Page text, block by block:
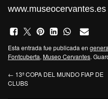
www.museocervantes.es
Esta entrada fue publicada en
Fontcuberta, Museo Cervantes.
← 13ª COPA DEL MUNDO FIAP DE
CLUBS